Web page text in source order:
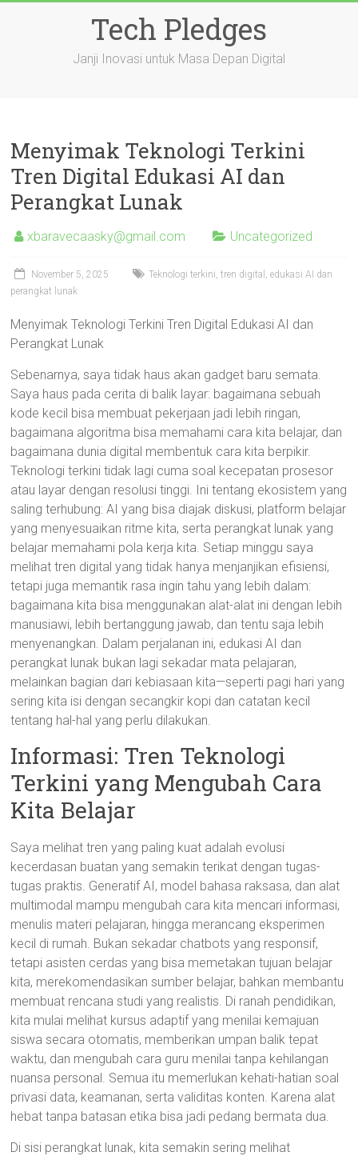
Tech Pledges
Janji Inovasi untuk Masa Depan Digital
Menyimak Teknologi Terkini
Tren Digital Edukasi AI dan
Perangkat Lunak
xbaravecaasky@gmail.com Uncategorized
November 5, 2025
Teknologi terkini, tren digital, edukasi AI dan
perangkat lunak
Menyimak Teknologi Terkini Tren Digital Edukasi AI dan
Perangkat Lunak
Sebenarnya, saya tidak haus akan gadget baru semata.
Saya haus pada cerita di balik layar: bagaimana sebuah
kode kecil bisa membuat pekerjaan jadi lebih ringan,
bagaimana algoritma bisa memahami cara kita belajar, dan
bagaimana dunia digital membentuk cara kita berpikir.
Teknologi terkini tidak lagi cuma soal kecepatan prosesor
atau layar dengan resolusi tinggi. Ini tentang ekosistem yang
saling terhubung: AI yang bisa diajak diskusi, platform belajar
yang menyesuaikan ritme kita, serta perangkat lunak yang
belajar memahami pola kerja kita. Setiap minggu saya
melihat tren digital yang tidak hanya menjanjikan efisiensi,
tetapi juga memantik rasa ingin tahu yang lebih dalam:
bagaimana kita bisa menggunakan alat-alat ini dengan lebih
manusiawi, lebih bertanggung jawab, dan tentu saja lebih
menyenangkan. Dalam perjalanan ini, edukasi AI dan
perangkat lunak bukan lagi sekadar mata pelajaran,
melainkan bagian dari kebiasaan kita—seperti pagi hari yang
sering kita isi dengan secangkir kopi dan catatan kecil
tentang hal-hal yang perlu dilakukan.
Informasi: Tren Teknologi
Terkini yang Mengubah Cara
Kita Belajar
Saya melihat tren yang paling kuat adalah evolusi
kecerdasan buatan yang semakin terikat dengan tugas-
tugas praktis. Generatif AI, model bahasa raksasa, dan alat
multimodal mampu mengubah cara kita mencari informasi,
menulis materi pelajaran, hingga merancang eksperimen
kecil di rumah. Bukan sekadar chatbots yang responsif,
tetapi asisten cerdas yang bisa memetakan tujuan belajar
kita, merekomendasikan sumber belajar, bahkan membantu
membuat rencana studi yang realistis. Di ranah pendidikan,
kita mulai melihat kursus adaptif yang menilai kemajuan
siswa secara otomatis, memberikan umpan balik tepat
waktu, dan mengubah cara guru menilai tanpa kehilangan
nuansa personal. Semua itu memerlukan kehati-hatian soal
privasi data, keamanan, serta validitas konten. Karena alat
hebat tanpa batasan etika bisa jadi pedang bermata dua.
Di sisi perangkat lunak, kita semakin sering melihat